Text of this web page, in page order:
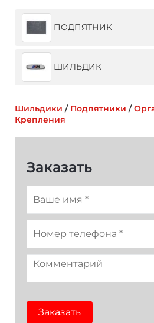
Коричневый Темно-синий
Фиолетовый
Бежевый
ПОДПЯТНИК
ШИЛЬДИК
Шильдики / Подпятники /
Крепления
Заказать
Заказать